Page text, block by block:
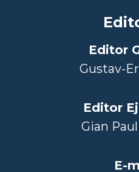
Editor
Gustav-
Editor
Gian
E-